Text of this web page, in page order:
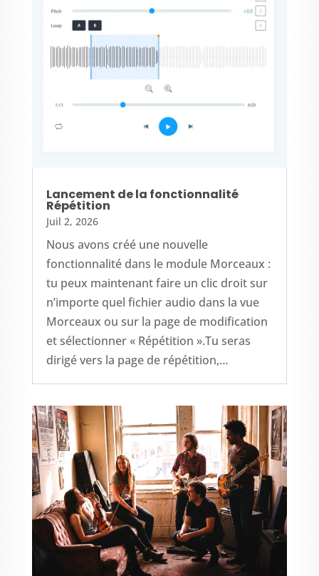
Lancement de la fonctionnalité
Répétition
Juil 2, 2026
Nous avons créé une nouvelle
fonctionnalité dans le module Morceaux :
tu peux maintenant faire un clic droit sur
n’importe quel fichier audio dans la vue
Morceaux ou sur la page de modification
et sélectionner « Répétition ».Tu seras
dirigé vers la page de répétition,…